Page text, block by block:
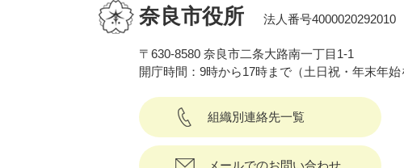
奈良市役所 法人番号4000020292010
〒630-8580 奈良市二条大路南一丁目1-1
開庁時間：9時から17時まで（土日祝・年末年始
組織別連絡先一覧